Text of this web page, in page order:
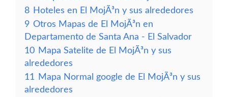
8 Hoteles en El MojÃ³n y sus alrededores
9 Otros Mapas de El MojÃ³n en
Departamento de Santa Ana - El Salvador
10 Mapa Satelite de El MojÃ³n y sus
alrededores
11
Mapa Normal google de El MojÃ³n y sus
alrededores